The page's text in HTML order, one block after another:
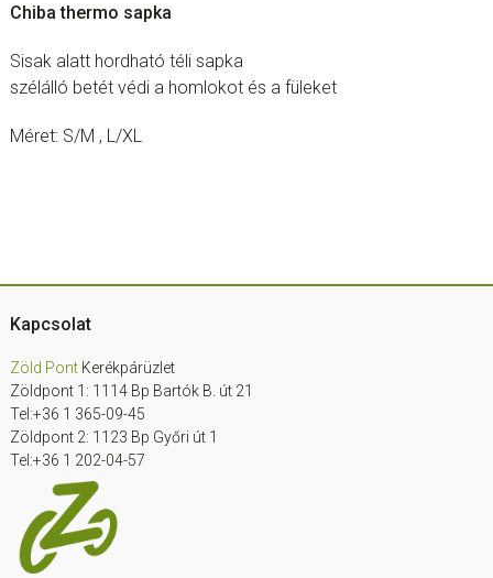
Chiba thermo sapka
Sisak alatt hordható téli sapka
szélálló betét védi a homlokot és a füleket
Méret: S/M , L/XL
Footer
Kapcsolat
Zöld PontKerékpárüzlet
Zöldpont 1: 1114 Bp Bartók B. út 21
Tel:+36 1 365-09-45
Zöldpont 2: 1123 Bp Győri út 1
Tel:+36 1 202-04-57